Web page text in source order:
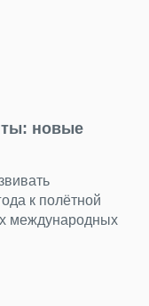
новые
к полётной
международных